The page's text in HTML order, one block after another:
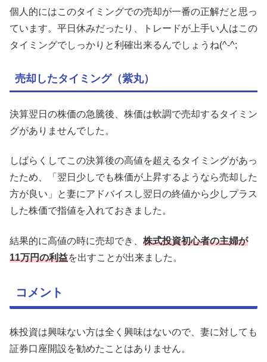
個人的にはこのタイミングでの売却が一番の正解だと思っ
ています。平日休みだったり、トレードが上手い人はこの
タイミングでしっかりと利確出来るんでしょうね(^-^;
売却したタイミング（紫丸）
決算翌日の株価の急騰後、株価は軟調で売却するタイミン
グがありませんでした。
しばらくしてこの決算後の高値を超えるタイミングがあっ
たため、「翌日少しでも株価が上昇するようなら売却した
方が良い」と妻にアドバイスし翌日の終値から少しプラス
した株価で指値を入れておきました。
結果的に高値の時に売却でき、 株式投資初心者の主婦が
11万円の利益を出すことが出来ました。
コメント
株投資は興味ない方は全く興味はないので、妻に対しても
証券口座開設を勧めたことはありません。